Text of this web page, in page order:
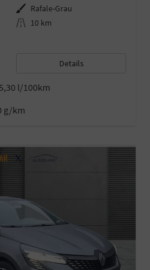
Außenfarbe Rafale-Grau
Kilometerstand 10 km
Details
5,30 l/100km
g/km